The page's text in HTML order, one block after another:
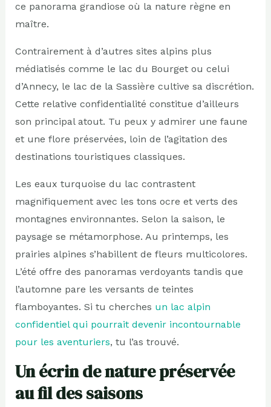
ce panorama grandiose où la nature règne en
maître.
Contrairement à d’autres sites alpins plus
médiatisés comme le lac du Bourget ou celui
d’Annecy, le lac de la Sassière cultive sa discrétion.
Cette relative confidentialité constitue d’ailleurs
son principal atout. Tu peux y admirer une faune
et une flore préservées, loin de l’agitation des
destinations touristiques classiques.
Les eaux turquoise du lac contrastent
magnifiquement avec les tons ocre et verts des
montagnes environnantes. Selon la saison, le
paysage se métamorphose. Au printemps, les
prairies alpines s’habillent de fleurs multicolores.
L’été offre des panoramas verdoyants tandis que
l’automne pare les versants de teintes
flamboyantes. Si tu cherches un lac alpin
confidentiel qui pourrait devenir incontournable
pour les aventuriers, tu l’as trouvé.
Un écrin de nature préservée
au fil des saisons